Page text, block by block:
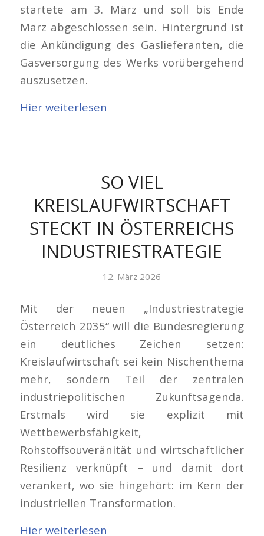
startete am 3. März und soll bis Ende
März abgeschlossen sein. Hintergrund ist
die Ankündigung des Gaslieferanten, die
Gasversorgung des Werks vorübergehend
auszusetzen.
Hier weiterlesen
SO VIEL
KREISLAUFWIRTSCHAFT
STECKT IN ÖSTERREICHS
INDUSTRIESTRATEGIE
12. März 2026
Mit der neuen „Industriestrategie
Österreich 2035“ will die Bundesregierung
ein deutliches Zeichen setzen:
Kreislaufwirtschaft sei kein Nischenthema
mehr, sondern Teil der zentralen
industriepolitischen Zukunftsagenda.
Erstmals wird sie explizit mit
Wettbewerbsfähigkeit,
Rohstoffsouveränität und wirtschaftlicher
Resilienz verknüpft – und damit dort
verankert, wo sie hingehört: im Kern der
industriellen Transformation.
Hier weiterlesen